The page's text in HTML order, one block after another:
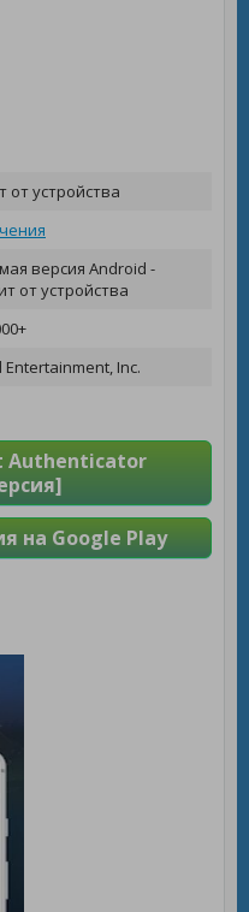
от устройства
версия Android -
от устройства
Entertainment, Inc.
Authenticator
на Google Play